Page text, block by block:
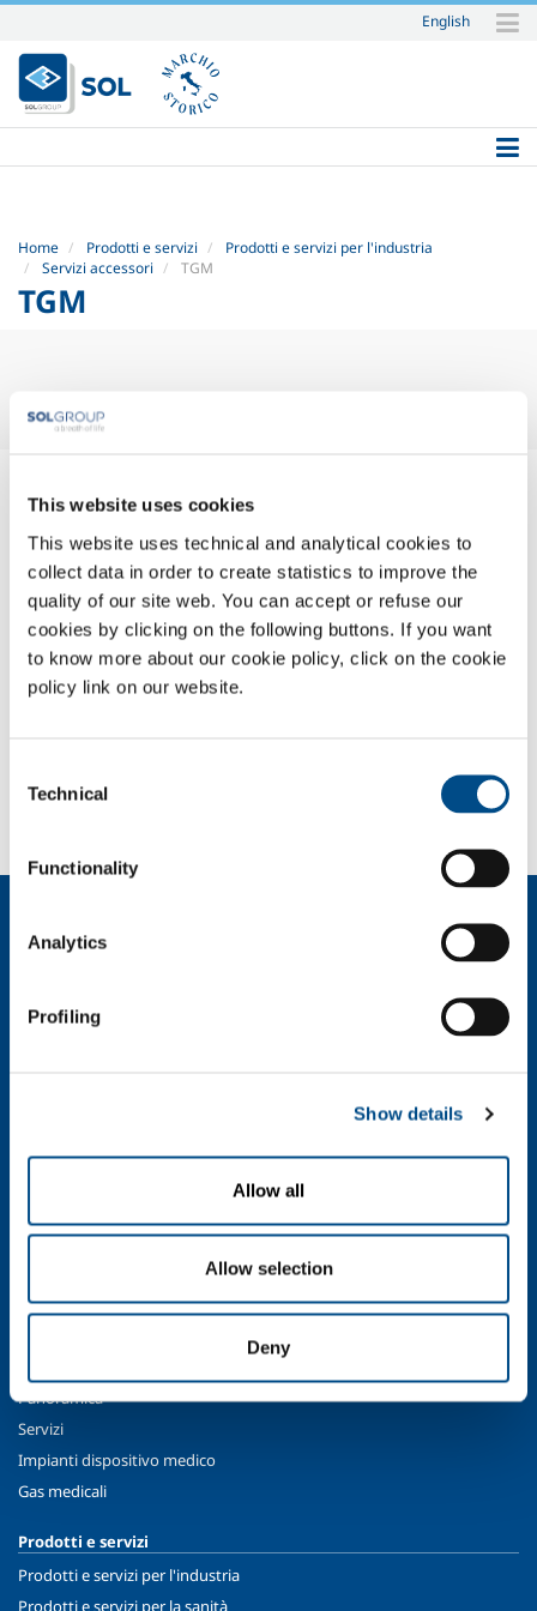
This website uses cookies
This website uses technical and analytical cookies to
collect data in order to create statistics to improve the
quality of our site web. You can accept or refuse our
cookies by clicking on the following buttons. If you want
to know more about our cookie policy, click on the cookie
policy link on our website.
Selection
Technical
Functionality
Analytics
Profiling
Show details
Allow all
Allow selection
Deny
Salta
ai
contenuti.
|
alla
English
Home Prodotti e servizi
Prodotti e servizi per l'industria
Servizi accessori
TGM
TGM
TGM
Il Servizio Total Gas Management (TGM) offre ai nostri clienti la
possibilità di ridurre al minimo i rischi connessi alla movimentazione
delle confezioni e dei recipienti di gas ed al loro approvvigionamento.
TGM è progettato caso per caso, in modo da soddisfare le esigenze di
diversi modelli organizzativi. E’ un servizio chiavi in mano che prevede
lo stanziamento di una risorsa dedicata a supporto del cliente.
Hai bisogno di più informazioni?
Profilo aziendale
Sostenibilità
Metal Production
Chemistry & Pharma
Speciality Gases
Panoramica
Servizi
Impianti dispositivo medico
Gas medicali
Prodotti e servizi
Prodotti e servizi per l'industria
Prodotti e servizi per la sanità